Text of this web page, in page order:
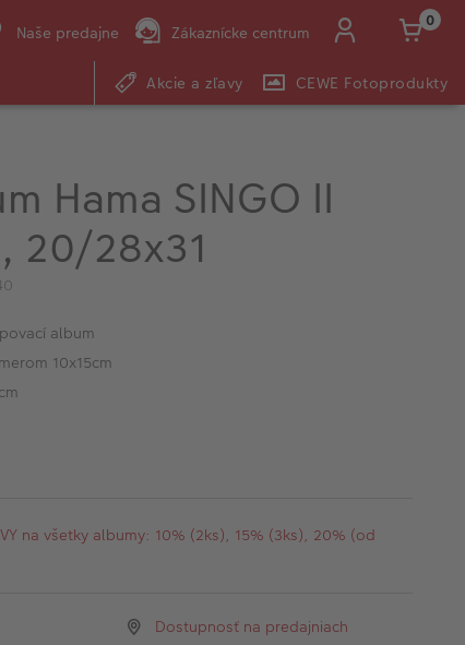
Naše predajne Zákaznícke centrum
0
Akcie a zľavy CEWE Fotoprodukty
Hama SINGO II
20/28x31
album
10x15cm
na všetky albumy: 10% (2ks), 15% (3ks), 20% (od
Dostupnosť na predajniach